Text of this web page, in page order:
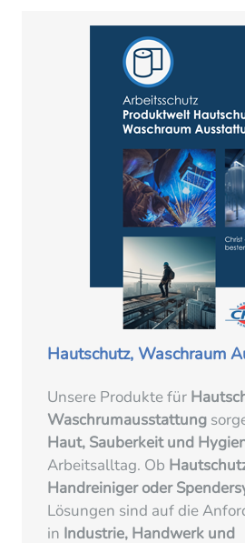
Hautschutz, Waschraum
Unsere Produkte für
Waschrumausstattung
Haut, Sauberkeit und
Arbeitsalltag. Ob
Handreiniger oder
Lösungen sind auf die
in Industrie, Handwerk und